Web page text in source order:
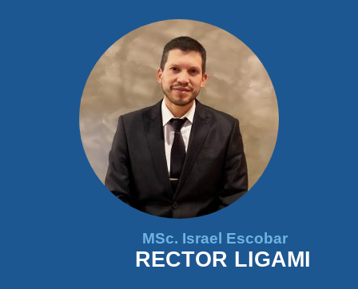
MSc. Israel Escobar
RECTOR LIGAMI